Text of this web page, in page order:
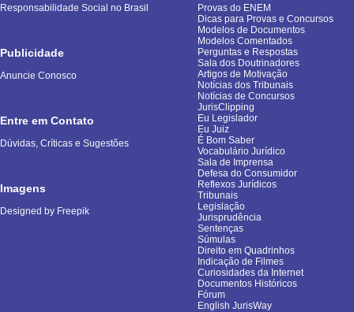
Responsabilidade Social no Brasil
Publicidade
Anuncie Conosco
Entre em Contato
Dúvidas, Críticas e Sugestões
Imagens
Designed by Freepik
Provas do ENEM
Dicas para Provas e Concursos
Modelos de Documentos
Modelos Comentados
Perguntas e Respostas
Sala dos Doutrinadores
Artigos de Motivação
Notícias dos Tribunais
Notícias de Concursos
JurisClipping
Eu Legislador
Eu Juiz
É Bom Saber
Vocabulário Jurídico
Sala de Imprensa
Defesa do Consumidor
Reflexos Jurídicos
Tribunais
Legislação
Jurisprudência
Sentenças
Súmulas
Direito em Quadrinhos
Indicação de Filmes
Curiosidades da Internet
Documentos Históricos
Fórum
English JurisWay